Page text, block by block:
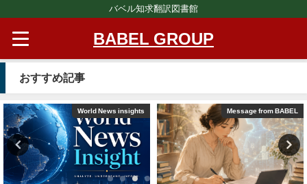
バベル知求翻訳図書館
BABEL GROUP
おすすめ記事
Message from BABEL 文芸（プレゼンテーション動画）